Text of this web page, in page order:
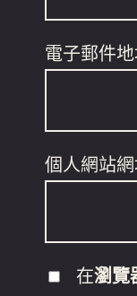
電子郵件
個人網站
在瀏覽